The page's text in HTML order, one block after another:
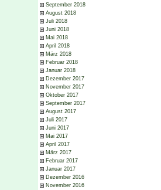
September 2018
August 2018
Juli 2018
Juni 2018
Mai 2018
April 2018
März 2018
Februar 2018
Januar 2018
Dezember 2017
November 2017
Oktober 2017
September 2017
August 2017
Juli 2017
Juni 2017
Mai 2017
April 2017
März 2017
Februar 2017
Januar 2017
Dezember 2016
November 2016